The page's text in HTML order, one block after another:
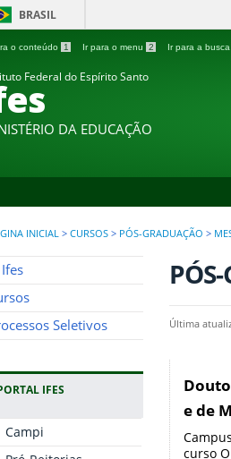
BRASIL
o conteúdo 1 Ir para o menu 2 Ir para a busca
Federal do Espírito Santo
DA EDUCAÇÃO
INICIAL > CURSOS > PÓS-GRADUAÇÃO >
Seletivos
IFES
Campi
Última
e de
curso